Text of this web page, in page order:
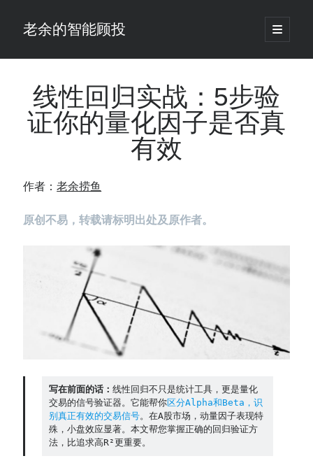
老余的智能顾投
open
primary
Sidebar
最新发表 ：
老余看市：假曙光、核电弹药上膛、AI分化
你的回测曲线越漂亮，我越替你担心：因为历史顺序，正在“倒着”给你
仓位大小背后的数学：为什么胜率40%的策略，能比胜率60%的更赚钱
码）
我拿Reddit上高赞的趋势策略，认真跑了一遍回测（附代码）
老余看市：长鑫4万亿，A股却蒸发12.4万亿
普通人的5个常见投资错误，可能让你多干12年才能退休
Contact：
线性回归实战：5步验
证你的量化因子是否真
有效
作者：老余捞鱼
原创不易，转载请标明出处及原作者。
写在前面的话： 线性回归不只是统计工具，更是量化
交易的信号验证器。它能帮你区分Alpha和Beta，识
别真正有效的交易信号。在A股市场，动量因子表现特
殊，小盘效应显著。本文帮您掌握正确的回归验证方
法，比追求高R²更重要。